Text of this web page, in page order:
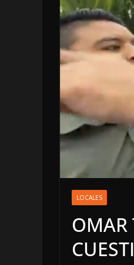
LOCALES
OMAR